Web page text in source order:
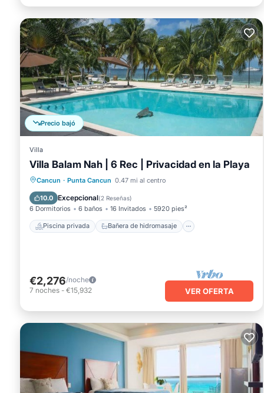
Precio bajó
Villa
Villa Balam Nah | 6 Rec | Privacidad en la Playa
Cancun · Punta Cancun 0.47 mi al centro
10.0 Excepcional(2 Reseñas)
6 Dormitorios 6 baños 16 Invitados 5920 pies²
Piscina privada Bañera de hidromasaje
Piscina privada
Bañera de hidromasaje
Aparcamiento
€2,276/noche
7 noches - €15,932 VER OFERTA